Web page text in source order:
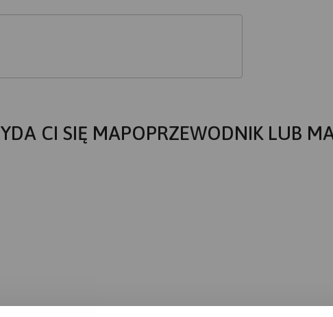
CI SIĘ MAPOPRZEWODNIK LUB